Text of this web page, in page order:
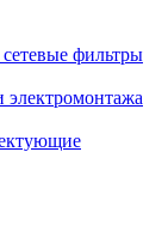
фильтры
электромонтажа